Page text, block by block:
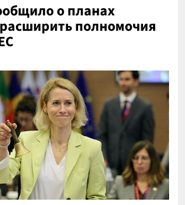
о планах
полномочия